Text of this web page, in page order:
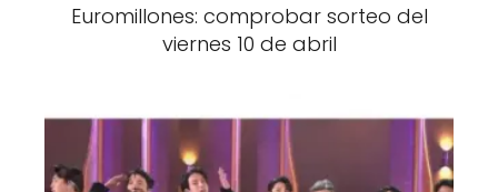
Euromillones: comprobar sorteo del
viernes 10 de abril